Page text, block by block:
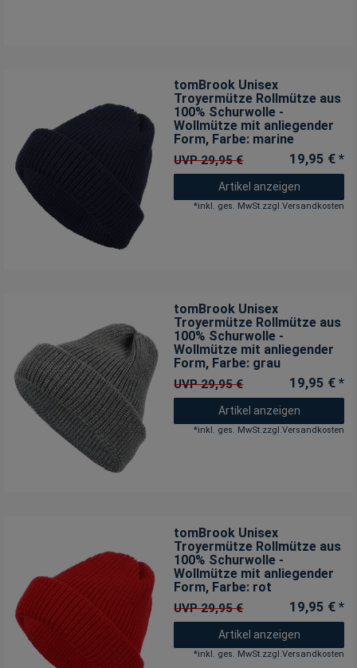
tomBrook Unisex
Troyermütze Rollmütze aus
100% Schurwolle -
Wollmütze mit anliegender
Form, Farbe: marine
UVP 29,95 € 19,95 € *
Artikel anzeigen
*inkl. ges. MwSt.zzgl.Versandkosten
tomBrook Unisex
Troyermütze Rollmütze aus
100% Schurwolle -
Wollmütze mit anliegender
Form, Farbe: grau
UVP 29,95 € 19,95 € *
Artikel anzeigen
*inkl. ges. MwSt.zzgl.Versandkosten
tomBrook Unisex
Troyermütze Rollmütze aus
100% Schurwolle -
Wollmütze mit anliegender
Form, Farbe: rot
UVP 29,95 € 19,95 € *
Artikel anzeigen
*inkl. ges. MwSt. zzgl. Versandkosten